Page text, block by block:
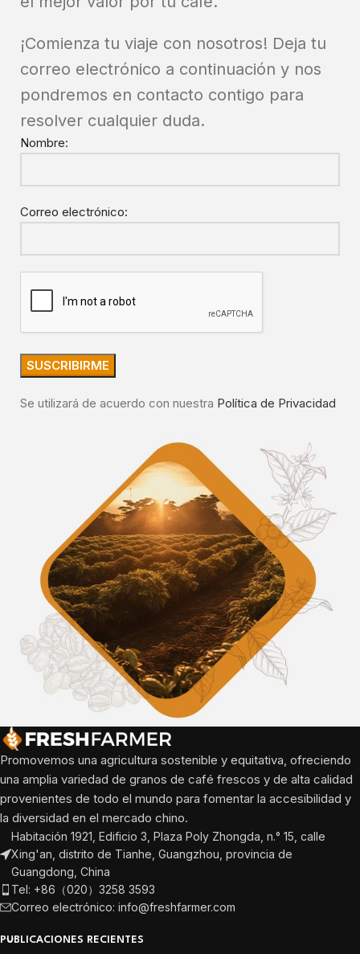
¡Comienza tu viaje con nosotros! Deja tu
correo electrónico a continuación y nos
pondremos en contacto contigo para
resolver cualquier duda.
Nombre:
Correo electrónico:
Se utilizará de acuerdo con nuestra Política de Privacidad
Promovemos una agricultura sostenible y equitativa, ofreciendo
una amplia variedad de granos de café frescos y de alta calidad
provenientes de todo el mundo para fomentar la accesibilidad y
la diversidad en el mercado chino.
Habitación 1921, Edificio 3, Plaza Poly Zhongda, n.° 15, calle
Xing'an, distrito de Tianhe, Guangzhou, provincia de
Guangdong, China
Tel: +86（020）3258 3593
Correo electrónico: info@freshfarmer.com
PUBLICACIONES RECIENTES